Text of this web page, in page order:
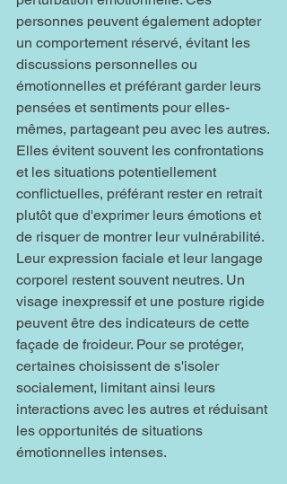
personnes peuvent également adopter
un comportement réservé, évitant les
discussions personnelles ou
émotionnelles et préférant garder leurs
pensées et sentiments pour elles-
mêmes, partageant peu avec les autres.
Elles évitent souvent les confrontations
et les situations potentiellement
conflictuelles, préférant rester en retrait
plutôt que d'exprimer leurs émotions et
de risquer de montrer leur vulnérabilité.
Leur expression faciale et leur langage
corporel restent souvent neutres. Un
visage inexpressif et une posture rigide
peuvent être des indicateurs de cette
façade de froideur. Pour se protéger,
certaines choisissent de s'isoler
socialement, limitant ainsi leurs
interactions avec les autres et réduisant
les opportunités de situations
émotionnelles intenses.